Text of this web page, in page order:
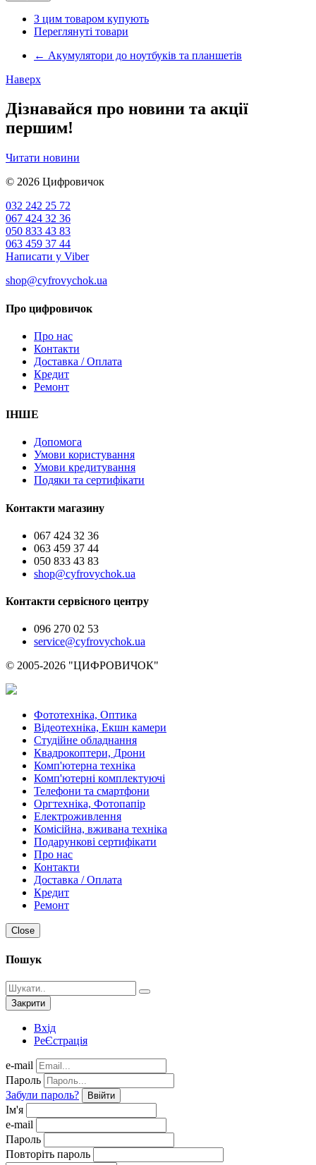
З цим товаром купують
Переглянуті товари
← Акумулятори до ноутбуків та планшетів
Наверх
Дізнавайся про новини та акції
першим!
Читати новини
© 2026 Цифровичок
032 242 25 72
067 424 32 36
050 833 43 83
063 459 37 44
Написати у Viber
shop@cyfrovychok.ua
Про цифровичок
Про нас
Контакти
Доставка / Оплата
Кредит
Ремонт
ІНШЕ
Допомога
Умови користування
Умови кредитування
Подяки та сертифікати
Контакти магазину
067 424 32 36
063 459 37 44
050 833 43 83
shop@cyfrovychok.ua
Контакти сервісного центру
096 270 02 53
service@cyfrovychok.ua
© 2005-2026 "ЦИФРОВИЧОК"
Фототехніка, Оптика
Відеотехніка, Екшн камери
Студійне обладнання
Квадрокоптери, Дрони
Комп'ютерна техніка
Комп'ютерні комплектуючі
Телефони та смартфони
Оргтехніка, Фотопапір
Електроживлення
Комісійна, вживана техніка
Подарункові сертифікати
Про нас
Контакти
Доставка / Оплата
Кредит
Ремонт
Close
Пошук
Закрити
Вхід
РеЄстрація
e-mail
Пароль
Забули пароль?
Ввійти
Ім'я
e-mail
Пароль
Повторіть пароль